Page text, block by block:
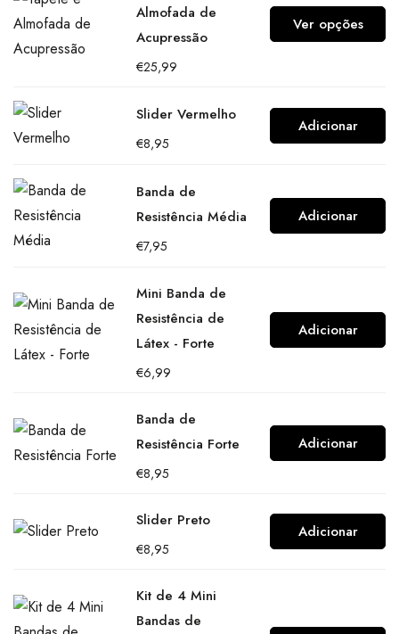
Almofada de
Acupressão
€25,99
Ver opções
Slider Vermelho
€8,95
Adicionar
Banda de
Resistência Média
€7,95
Adicionar
Mini Banda de
Resistência de
Látex - Forte
€6,99
Adicionar
Banda de
Resistência Forte
€8,95
Adicionar
Slider Preto
€8,95
Adicionar
Kit de 4 Mini
Bandas de